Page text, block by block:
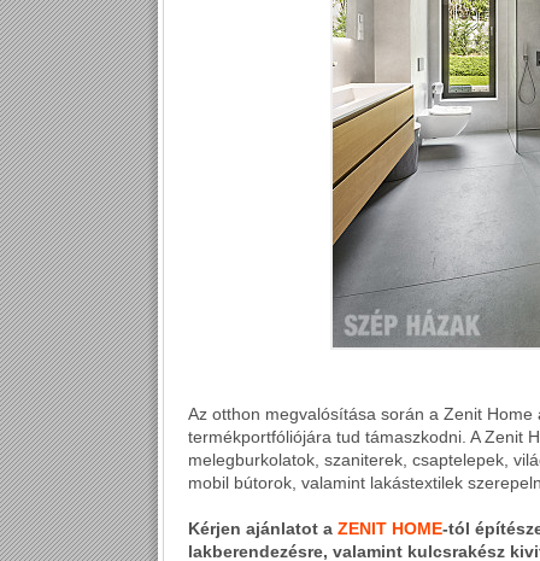
Az otthon megvalósítása során a Zenit
termékportfóliójára tud támaszkodni. A Zenit
melegburkolatok, szaniterek, csaptelepek,
mobil bútorok, valamint lakástextilek
Kérjen ajánlatot a ZENIT HOME-tól
lakberendezésre, valamint kulcsrakész